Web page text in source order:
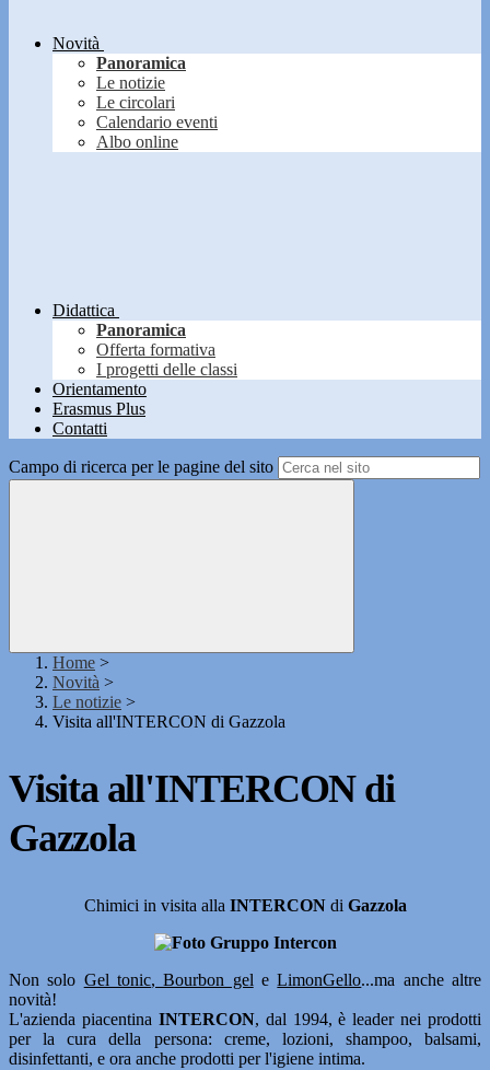
Novità
Panoramica
Le notizie
Le circolari
Calendario eventi
Albo online
Didattica
Panoramica
Offerta formativa
I progetti delle classi
Orientamento
Erasmus Plus
Contatti
Campo di ricerca per le pagine del sito
Home >
Novità >
Le notizie >
Visita all'INTERCON di Gazzola
Visita all'INTERCON di
Gazzola
Chimici in visita alla INTERCON di Gazzola
Non solo Gel tonic, Bourbon gel eLimonGello...ma anche altre
novità!
L'azienda piacentina INTERCON, dal 1994, è leader nei prodotti
per la cura della persona: creme, lozioni, shampoo, balsami,
disinfettanti, e ora anche prodotti per l'igiene intima.